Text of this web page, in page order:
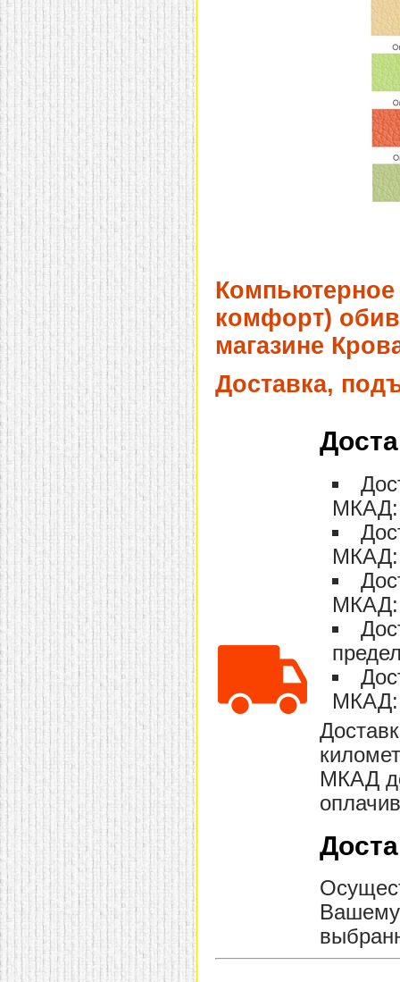
комфорт)
магазине
Доставка,
МКАД:
МКАД:
МКАД:
МКАД:
МКАД
Вашему